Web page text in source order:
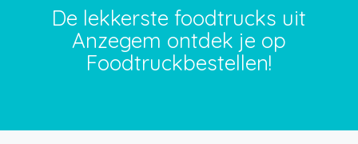
De lekkerste foodtrucks uit
Anzegem ontdek je op
Foodtruckbestellen!